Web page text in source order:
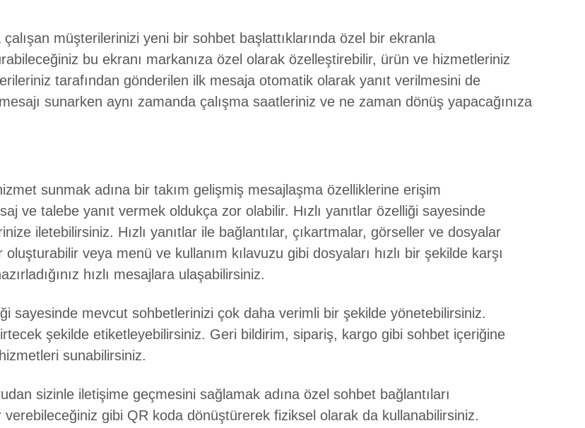
müşterilerinizi yeni bir sohbet başlattıklarında özel bir ekranla
bu ekranı markanıza özel olarak özelleştirebilir, ürün ve hizmetleriniz
tarafından gönderilen ilk mesaja otomatik olarak yanıt verilmesini de
sunarken aynı zamanda çalışma saatleriniz ve ne zaman dönüş yapacağınıza
sunmak adına bir takım gelişmiş mesajlaşma özelliklerine erişim
ve talebe yanıt vermek oldukça zor olabilir. Hızlı yanıtlar özelliği sayesinde
iletebilirsiniz. Hızlı yanıtlar ile bağlantılar, çıkartmalar, görseller ve dosyalar
oluşturabilir veya menü ve kullanım kılavuzu gibi dosyaları hızlı bir şekilde karşı
hızlı mesajlara ulaşabilirsiniz.
sayesinde mevcut sohbetlerinizi çok daha verimli bir şekilde yönetebilirsiniz.
şekilde etiketleyebilirsiniz. Geri bildirim, sipariş, kargo gibi sohbet içeriğine
sunabilirsiniz.
sizinle iletişime geçmesini sağlamak adına özel sohbet bağlantıları
gibi QR koda dönüştürerek fiziksel olarak da kullanabilirsiniz.